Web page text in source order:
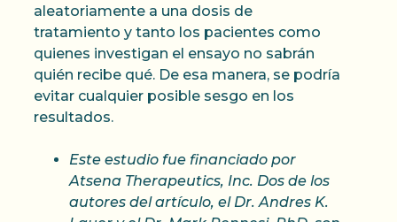
aleatoriamente a una dosis de
tratamiento y tanto los pacientes como
quienes investigan el ensayo no sabrán
quién recibe qué. De esa manera, se podría
evitar cualquier posible sesgo en los
resultados.
Este estudio fue financiado por
Atsena Therapeutics, Inc. Dos de los
autores del artículo, el Dr. Andres K.